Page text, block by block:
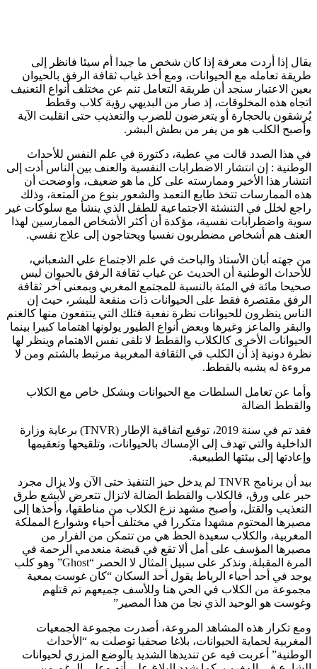
يقال إذا أردت معرفة إذا كان شخص ما جيدا أم سيئا فانظر إلى
طريقة تعامله مع الحيوانات، ومع أخذ غياب ثقافة الرفق بالحيوان
بعين الاعتبار سنجد أن طريقة التعامل تنم عن مختلف أنواع التعنيف
اتجاه هذه المخلوقات، إذ صار من البديهي رؤية كلاب وقطط
يُرشقون بالحجارة أو يتعرضون للضرب والتعذيب حتى انقلبت الآية
وأصبح الكلب هو من يفر من بطش البشر.
في هذا الصدد قالت مي عطية، دكتورة في علم النفس للأحداث
الوطنية : إن انتشار الاضطرابات النفسية والعنف بين الناس أدت إلى
انتشار هذا الأخير وممارسته على كل ما هو ضعيف، وأوضحت أن
هذه الممارسات تتخذ طابع التعمد والشعور بنوع من المتعة، وذلك
راجع لخلل في التنشئة الاجتماعية للطفل الذي ينشأ مع سلوكات غير
سوية واضطرابات نفسية، مؤكدة أن أكثر الأشخاص الممارسين لهذا
العنف هم أشخاص مضطربون نفسيا ويحتاجون إلى علاج نفسي.
من جهته أبان الأستاذ والباحث في علم الاجتماع علي الشعباني،
للأحداث الوطنية أن الحديث عن غياب ثقافة الرفق بالحيوان ليس
صحيحا مائة في المئة بالنسبة للمجتمع المغربي وبمعنى آخر ثقافة
الرفق مقتصرة فقط على الحيوانات ذات منفعة للبشر، حيث إن
الناس ينظرون للحيوانات نظرة نفعية فتلك التي ينتفعون منها كالغنم
والبقر والماعز وغيرها وبعض أنواع الطيور يولونها اهتماما كبيرا بينما
الحيوانات الأخرى كالكلاب والقطط لا تلقى نفس الاهتمام وينظر لها
نظرة دونية إذ أن الكلب في الثقافة المغربية مرتبط بالشتم ومن لا
مروءة له يشبه بالقطط.
وأما عن تعامل السلطات مع الحيوانات وبشكل خاص مع الكلاب
والقطط الضالة
فقد تم في سنة 2019، توقيع اتفاقية الإطار (TNVR) برعاية وزارة
الداخلية والتي تهدف إلى الإمساك بالحيوانات، وتلقيحها وتعقيمها
وإعادتها إلى بيئتها الطبيعية.
بيد أن برنامج TNVR لم يدخل حيز التنفيذ حتى الآن ولا يزال مجرد
حبر على ورق، فالكلاب والقطط الضالة لاتزال تتعرض لأبشع طرق
التعذيب والقتل، وأصبح مشهد نزع الكلاب من مناطقها، وأخذها إلى
مصيرها المحتوم مشهدا متكررا في مختلف أحياء وشوارع المملكة
المغربية، والكلاب سعيدة الحظ هي من تتمكن من الفرار من
مصيرها المؤسف على أمل ألا تقع في قبضة منعدمي الرحمة في
المرة المقبلة. ونذكر على سبيل المثال لا الحصر “Ghost” وهو كلب
يوجد في أحد أحياء الرباط يقول أحد السكان “كان غوست بمعية
مجموعة من الكلاب في الحي هنا وللأسف جميعهم تم قتلهم
وغوست هو الوحيد الذي نجا من هذا المصير”
ومع تكرار هذه المشاهد المروعة، أصدرت مجموعة الجمعيات
المغربية لحماية الحيوانات، بلاغا صحفيا توصلت به “الأحداث
الوطنية” أعربت فيه عن تنديدها الشديد بالوضع المزري لحيوانات